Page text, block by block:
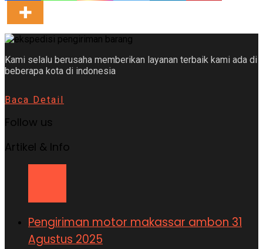
Kami selalu berusaha memberikan layanan terbaik kami ada di
beberapa kota di indonesia
Baca Detail
Follow us
Artikel & Info
Pengiriman motor makassar ambon 31
Agustus 2025